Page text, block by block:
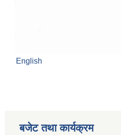
English
बजेट तथा कार्यक्रम